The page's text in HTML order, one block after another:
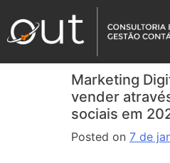
Marketing
vender
sociais em
Posted on 7 de